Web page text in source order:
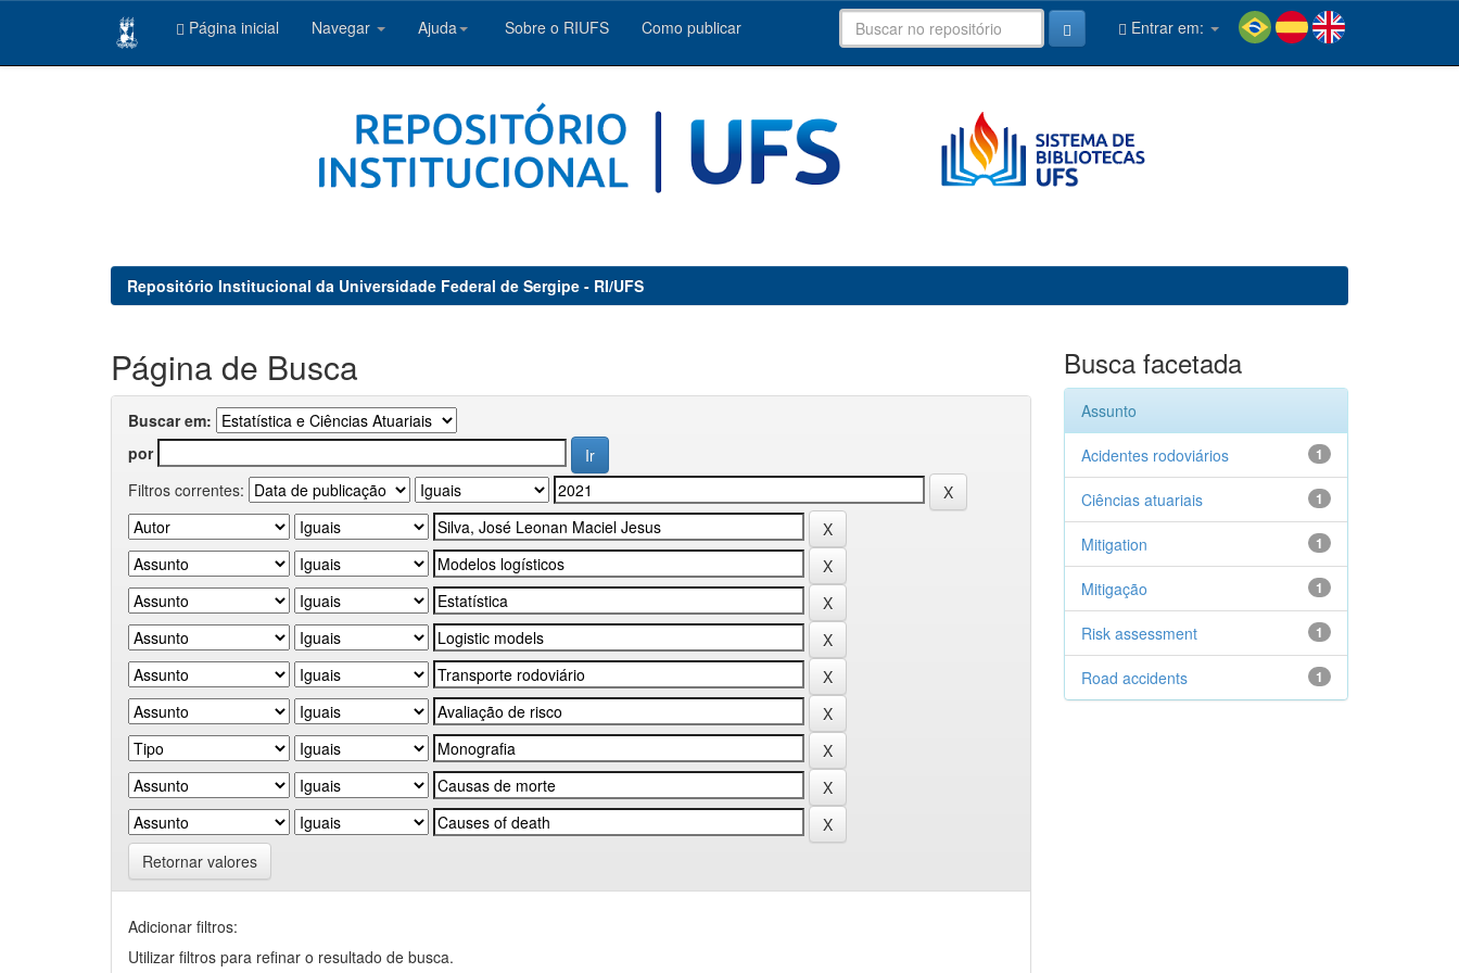
Página inicial Navegar Ajuda Sobre o RIUFS Como publicar Entrar em:
Repositório Institucional da Universidade Federal de Sergipe - RI/UFS
Página de Busca
Buscar em:
por
Filtros correntes:
Retornar valores
Adicionar filtros:
Utilizar filtros para refinar o resultado de busca.
Busca facetada
Assunto
1
Acidentes rodoviários
1
Ciências atuariais
1
Mitigation
1
Mitigação
1
Risk assessment
1
Road accidents